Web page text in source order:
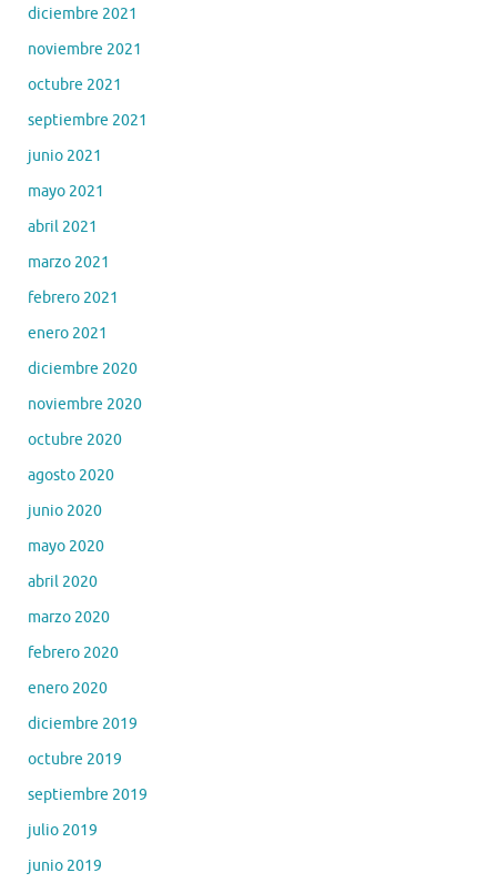
diciembre 2021
noviembre 2021
octubre 2021
septiembre 2021
junio 2021
mayo 2021
abril 2021
marzo 2021
febrero 2021
enero 2021
diciembre 2020
noviembre 2020
octubre 2020
agosto 2020
junio 2020
mayo 2020
abril 2020
marzo 2020
febrero 2020
enero 2020
diciembre 2019
octubre 2019
septiembre 2019
julio 2019
junio 2019